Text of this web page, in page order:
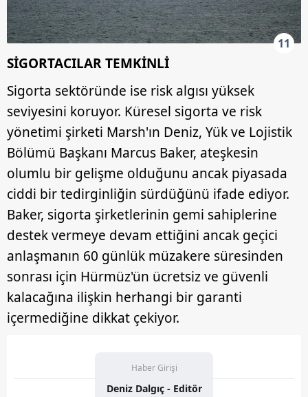
11
SİGORTACILAR TEMKİNLİ
Sigorta sektöründe ise risk algısı yüksek
seviyesini koruyor. Küresel sigorta ve risk
yönetimi şirketi Marsh'ın Deniz, Yük ve Lojistik
Bölümü Başkanı Marcus Baker, ateşkesin
olumlu bir gelişme olduğunu ancak piyasada
ciddi bir tedirginliğin sürdüğünü ifade ediyor.
Baker, sigorta şirketlerinin gemi sahiplerine
destek vermeye devam ettiğini ancak geçici
anlaşmanın 60 günlük müzakere süresinden
sonrası için Hürmüz'ün ücretsiz ve güvenli
kalacağına ilişkin herhangi bir garanti
içermediğine dikkat çekiyor.
Haber Girişi
Deniz Dalgıç - Editör